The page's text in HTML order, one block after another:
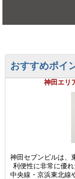
おすすめポイ
神田エリ
神田セブンビルは、
利便性に非常に優
中央線・京浜東北線